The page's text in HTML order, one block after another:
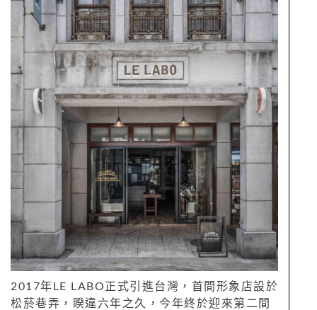
2017年LE LABO正式引進台灣，首間形象店設於
松菸巷弄，睽違六年之久，今年終於迎來第二間